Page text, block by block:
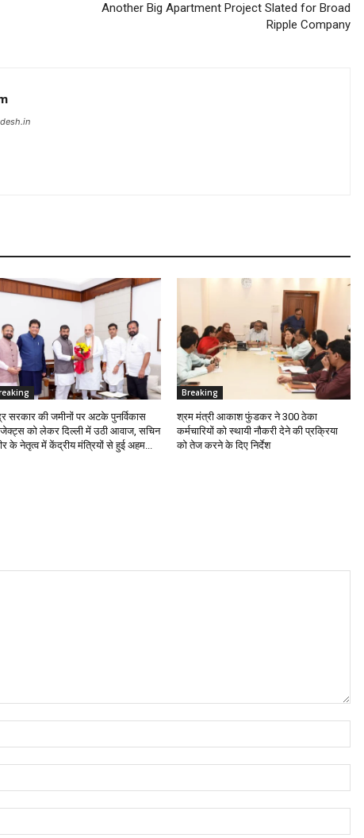
Another Big Apartment Project Slated for Broad
Ripple Company
सरकार की जमीनों पर अटके पुनर्विकास
को लेकर दिल्ली में उठी आवाज, सचिन
के नेतृत्व में केंद्रीय मंत्रियों से हुई अहम...
Breaking
श्रम मंत्री आकाश फुंडकर ने 300 ठेका
कर्मचारियों को स्थायी नौकरी देने की प्रक्रिया
को तेज करने के दिए निर्देश